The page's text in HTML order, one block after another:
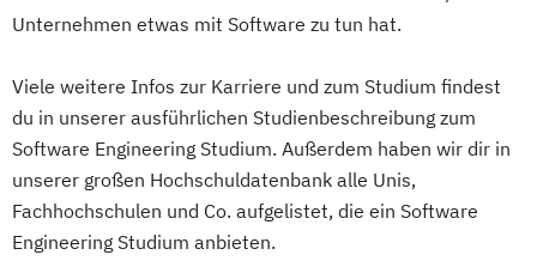
Growth Hacking for Entrepreneurs (DE/EN)
Heilpädagogik und Inklusion
Heilpädagogik/Inklusionspädagogik
Hotelmanagement (DE/EN)
IT-Betriebswirt/in IT-Management
Immobilienmanagement
Immobilienmanagement für
Mobile Software Development
Nachhaltiges Lebensmittelmanagement
Physiotherapie
Power Electronic Engineering
Studienrichtung im Masterstudiengang
Electronic Engineering
Produktionstechnik und Organisation
Unternehmen etwas mit Software zu tun hat.
Viele weitere Infos zur Karriere und zum Studium findest
du in unserer ausführlichen Studienbeschreibung zum
Software Engineering Studium. Außerdem haben wir dir in
unserer großen Hochschuldatenbank alle Unis,
Fachhochschulen und Co. aufgelistet, die ein Software
Engineering Studium anbieten.